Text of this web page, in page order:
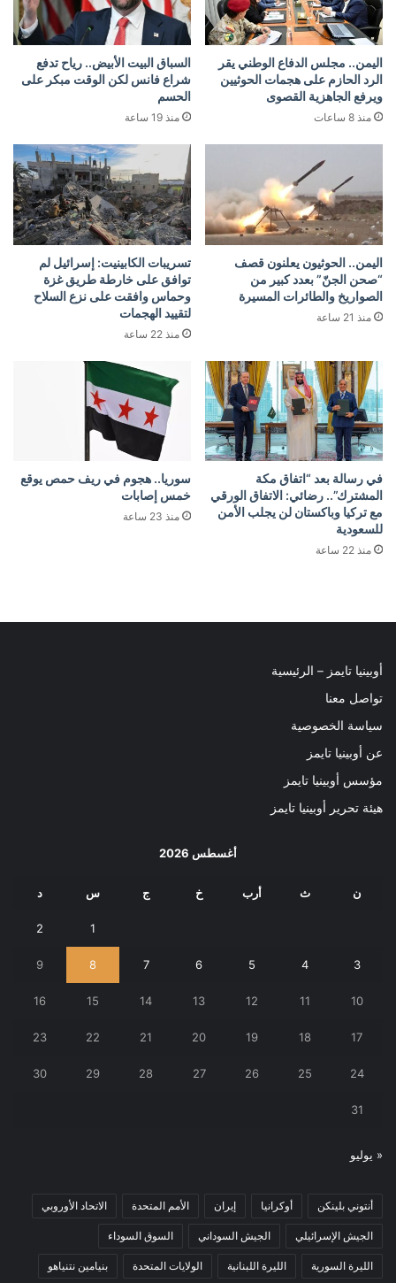
اليمن.. مجلس الدفاع الوطني يقر
الرد الحازم على هجمات الحوثيين
ويرفع الجاهزية القصوى
منذ 8 ساعات
السباق البيت الأبيض.. رياح تدفع
شراع فانس لكن الوقت مبكر على
الحسم
منذ 19 ساعة
اليمن.. الحوثيون يعلنون قصف
“صحن الجنّ” بعدد كبير من
الصواريخ والطائرات المسيرة
منذ 21 ساعة
تسريبات الكابينيت: إسرائيل لم
توافق على خارطة طريق غزة
وحماس وافقت على نزع السلاح
لتقييد الهجمات
منذ 22 ساعة
في رسالة بعد “اتفاق مكة
المشترك”.. رضائي: الاتفاق الورقي
مع تركيا وباكستان لن يجلب الأمن
للسعودية
منذ 22 ساعة
سوريا.. هجوم في ريف حمص يوقع
خمس إصابات
منذ 23 ساعة
أوبينيا تايمز – الرئيسية
تواصل معنا
سياسة الخصوصية
عن أوبينيا تايمز
مؤسس أوبينيا تايمز
هيئة تحرير أوبينيا تايمز
أغسطس 2026
ن ث أرب خ ج س د
1
2
3
4
5
6
7
8
9
10
11
12
13
14
15
16
17
18
19
20
21
22
23
24
25
26
27
28
29
30
31
« يوليو
أنتوني بلينكن أوكرانيا إيران الأمم المتحدة الاتحاد الأوروبي
الجيش الإسرائيلي الجيش السوداني السوق السوداء
الليرة السورية الليرة اللبنانية الولايات المتحدة بنيامين نتنياهو